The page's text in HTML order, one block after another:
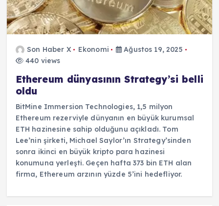
Son Haber X Ekonomi
Ağustos 19, 2025
440 views
Ethereum dünyasının Strategy’si belli
oldu
BitMine Immersion Technologies, 1,5 milyon
Ethereum rezerviyle dünyanın en büyük kurumsal
ETH hazinesine sahip olduğunu açıkladı. Tom
Lee’nin şirketi, Michael Saylor’ın Strategy’sinden
sonra ikinci en büyük kripto para hazinesi
konumuna yerleşti. Geçen hafta 373 bin ETH alan
firma, Ethereum arzının yüzde 5’ini hedefliyor.